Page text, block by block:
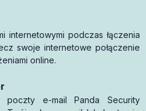
internetowymi podczas łączenia
swoje internetowe połączenie
online.
poczty e-mail Panda Security